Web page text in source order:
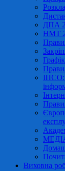
ДПА
НМТ
ІПСО:
Виховна